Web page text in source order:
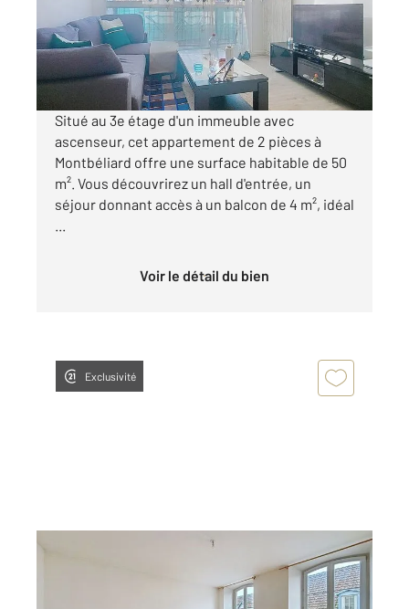
Appartement F2 à vendre
28 000 €
Visiter le site dédié
Situé au 3e étage d'un immeuble avec
ascenseur, cet appartement de 2 pièces à
Montbéliard offre une surface habitable de 50
m². Vous découvrirez un hall d'entrée, un
séjour donnant accès à un balcon de 4 m², idéal
Voir le détail du bien
Exclusivité